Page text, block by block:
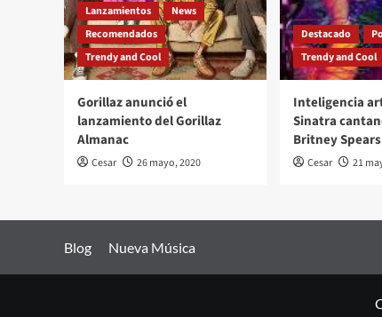
Lanzamientos
News
Recomendados
Trendy and Cool
Gorillaz anunció el
lanzamiento del Gorillaz
Almanac
Cesar 26 mayo, 2020
Destacado
Trendy and Cool
Inteligencia
Sinatra
Britney Spears
Cesar 21
Blog Nueva Música